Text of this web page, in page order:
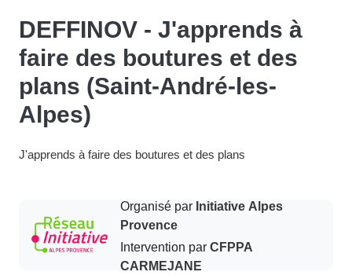
DEFFINOV - J'apprends à
faire des boutures et des
plans (Saint-André-les-
Alpes)
J'apprends à faire des boutures et des plans
Organisé parInitiative Alpes
Provence
Intervention parCFPPA
CARMEJANE